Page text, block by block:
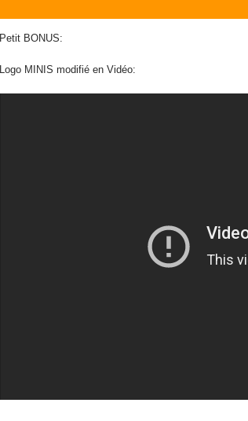
Petit BONUS:
Logo MINIS modifié en Vidéo: